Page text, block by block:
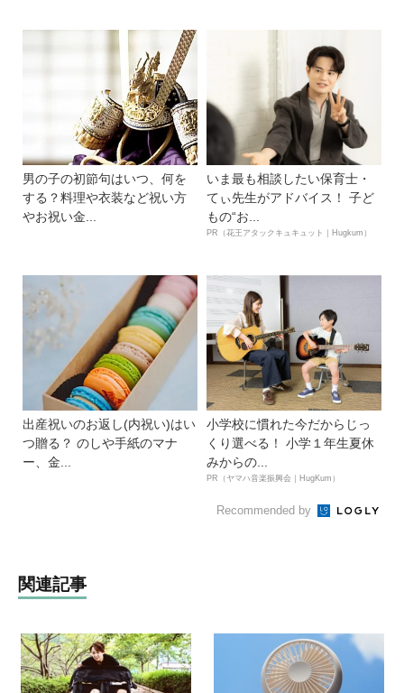
男の子の初節句はいつ、何を
する？料理や衣装など祝い方
やお祝い金...
いま最も相談したい保育士・
てぃ先生がアドバイス！ 子ど
もの“お...
PR（花王アタックキュキュット｜Hugkum）
出産祝いのお返し(内祝い)はい
つ贈る？ のしや手紙のマナ
ー、金...
小学校に慣れた今だからじっ
くり選べる！ 小学１年生夏休
みからの...
PR（ヤマハ音楽振興会｜HugKum）
Recommended by
関連記事